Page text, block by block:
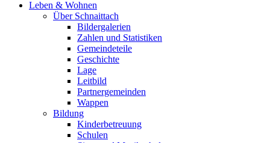
Leben & Wohnen
Über Schnaittach
Bildergalerien
Zahlen und Statistiken
Gemeindeteile
Geschichte
Lage
Leitbild
Partnergemeinden
Wappen
Bildung
Kinderbetreuung
Schulen